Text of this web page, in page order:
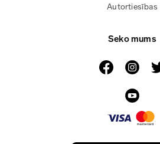
Autortiesības
Seko mums